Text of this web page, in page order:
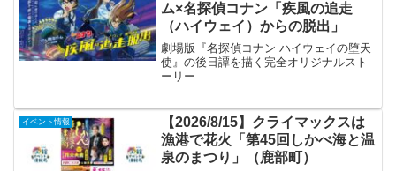
ム×名探偵コナン「疾風の追走
（ハイウェイ）からの脱出」
劇場版『名探偵コナン ハイウェイの堕天
使』の後日譚を描く完全オリジナルスト
ーリー
イベント情報
【2026/8/15】クライマックスは
漁港で花火「第45回しかべ海と温
泉のまつり」（鹿部町）